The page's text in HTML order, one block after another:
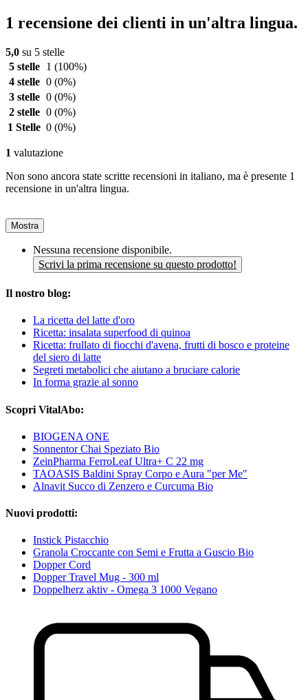
1 recensione dei clienti in un'altra lingua.
5,0 su 5 stelle
5 stelle
1 (100%)
4 stelle 0 (0%)
3 stelle 0 (0%)
2 stelle 0 (0%)
1 Stelle 0 (0%)
1 valutazione
Non sono ancora state scritte recensioni in italiano, ma è presente 1
recensione in un'altra lingua.
Mostra
Nessuna recensione disponibile.
Scrivi la prima recensione su questo prodotto!
Il nostro blog:
La ricetta del latte d'oro
Ricetta: insalata superfood di quinoa
Ricetta: frullato di fiocchi d'avena, frutti di bosco e proteine
del siero di latte
Segreti metabolici che aiutano a bruciare calorie
In forma grazie al sonno
Scopri VitalAbo:
BIOGENA ONE
Sonnentor Chai Speziato Bio
ZeinPharma FerroLeaf Ultra+ C 22 mg
TAOASIS Baldini Spray Corpo e Aura "per Me"
Alnavit Succo di Zenzero e Curcuma Bio
Nuovi prodotti:
Instick Pistacchio
Granola Croccante con Semi e Frutta a Guscio Bio
Dopper Cord
Dopper Travel Mug - 300 ml
Doppelherz aktiv - Omega 3 1000 Vegano